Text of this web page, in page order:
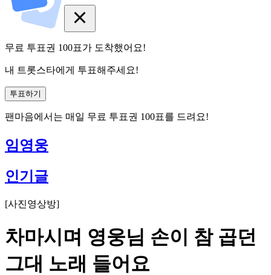
무료 투표권 100표가 도착했어요!
내 트롯스타에게 투표해주세요!
투표하기
팬마음에서는 매일 무료 투표권 100표를 드려요!
임영웅
인기글
[사진영상방]
차마시며 영웅님 손이 참 곱던
그대 노래 들어요